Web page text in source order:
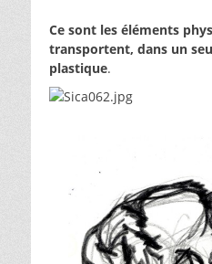
Ce sont les éléments
transportent, dans un
plastique.